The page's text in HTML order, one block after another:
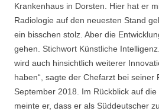
Krankenhaus in Dorsten. Hier hat er
Radiologie auf den neuesten Stand
ein bisschen stolz. Aber die
gehen. Stichwort Künstliche
wird auch hinsichtlich weiterer
haben“, sagte der Chefarzt bei seiner
September 2018. Im Rückblick auf
meinte er, dass er als Süddeutscher